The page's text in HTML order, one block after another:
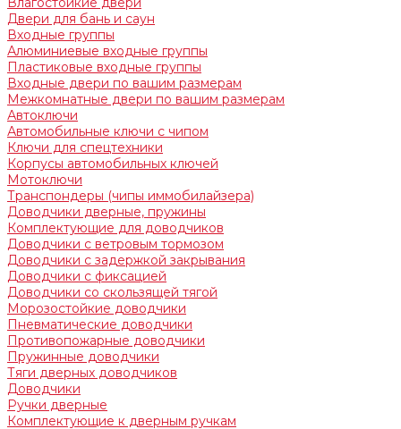
Двери для бань и саун
Входные группы
Алюминиевые входные группы
Пластиковые входные группы
Входные двери по вашим размерам
Межкомнатные двери по вашим размерам
Автоключи
Автомобильные ключи с чипом
Ключи для спецтехники
Корпусы автомобильных ключей
Мотоключи
Транспондеры (чипы иммобилайзера)
Доводчики дверные, пружины
Комплектующие для доводчиков
Доводчики с ветровым тормозом
Доводчики с задержкой закрывания
Доводчики с фиксацией
Доводчики со скользящей тягой
Морозостойкие доводчики
Пневматические доводчики
Противопожарные доводчики
Пружинные доводчики
Тяги дверных доводчиков
Доводчики
Ручки дверные
Комплектующие к дверным ручкам